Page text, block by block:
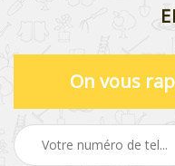
On vous